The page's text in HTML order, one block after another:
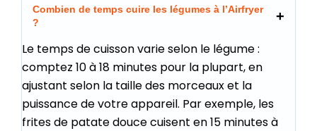
Combien de temps cuire les légumes à l’Airfryer
?
Le temps de cuisson varie selon le légume :
comptez 10 à 18 minutes pour la plupart, en
ajustant selon la taille des morceaux et la
puissance de votre appareil. Par exemple, les
frites de patate douce cuisent en 15 minutes à